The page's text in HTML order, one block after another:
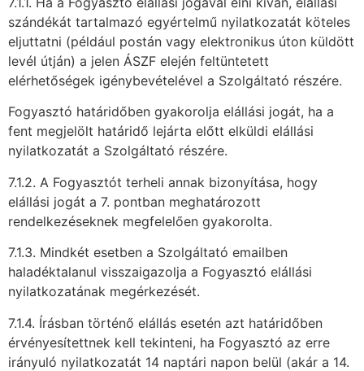
szándékát tartalmazó egyértelmű nyilatkozatát köteles
eljuttatni (például postán vagy elektronikus úton küldött
levél útján) a jelen ÁSZF elején feltüntetett
elérhetőségek igénybevételével a Szolgáltató részére.
Fogyasztó határidőben gyakorolja elállási jogát, ha a
fent megjelölt határidő lejárta előtt elküldi elállási
nyilatkozatát a Szolgáltató részére.
7.1.2. A Fogyasztót terheli annak bizonyítása, hogy
elállási jogát a 7. pontban meghatározott
rendelkezéseknek megfelelően gyakorolta.
7.1.3. Mindkét esetben a Szolgáltató emailben
haladéktalanul visszaigazolja a Fogyasztó elállási
nyilatkozatának megérkezését.
7.1.4. Írásban történő elállás esetén azt határidőben
érvényesítettnek kell tekinteni, ha Fogyasztó az erre
irányuló nyilatkozatát 14 naptári napon belül (akár a 14.